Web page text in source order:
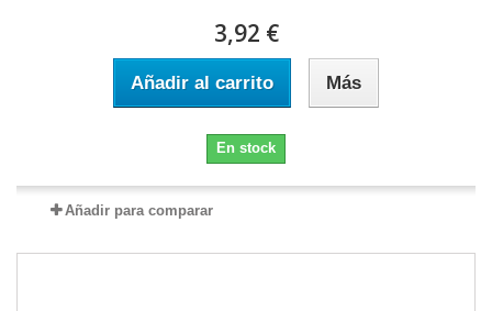
3,92 €
Añadir al carrito Más
En stock
Añadir para comparar